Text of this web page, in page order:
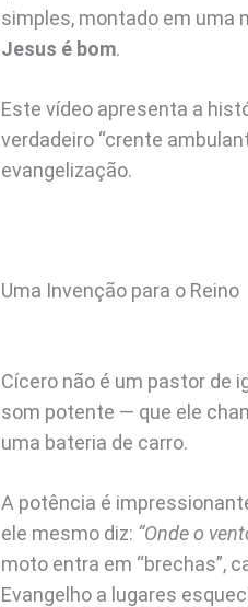
simples, montado em uma
Jesus é bom.
Este vídeo apresenta a
verdadeiro “crente
evangelização.
Uma Invenção para o Reino
Cícero não é um pastor de
som potente — que ele
uma bateria de carro.
A potência é
ele mesmo diz: “Onde o
moto entra em “brechas”,
Evangelho a lugares